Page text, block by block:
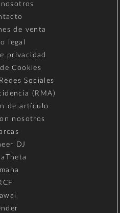
de venta
legal
privacidad
Cookies
Sociales
(RMA)
de artículo
nosotros
DJ